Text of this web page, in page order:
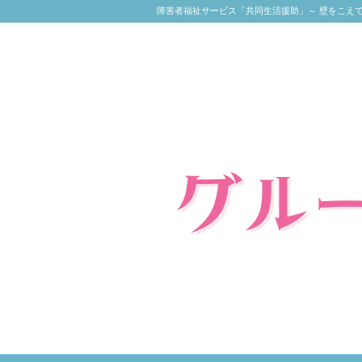
障害者福祉サービス「共同生活援助」～ 壁をこえ